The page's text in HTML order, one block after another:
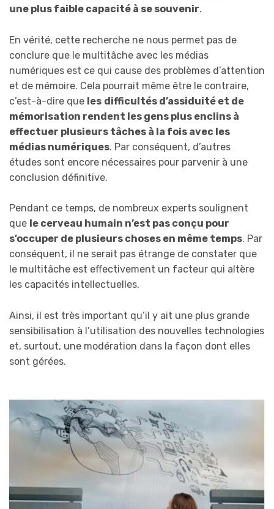
une plus faible capacité à se souvenir.
En vérité, cette recherche ne nous permet pas de
conclure que le multitâche avec les médias
numériques est ce qui cause des problèmes d’attention
et de mémoire. Cela pourrait même être le contraire,
c’est-à-dire que les difficultés d’assiduité et de
mémorisation rendent les gens plus enclins à
effectuer plusieurs tâches à la fois avec les
médias numériques. Par conséquent, d’autres
études sont encore nécessaires pour parvenir à une
conclusion définitive.
Pendant ce temps, de nombreux experts soulignent
que le cerveau humain n’est pas conçu pour
s’occuper de plusieurs choses en même temps. Par
conséquent, il ne serait pas étrange de constater que
le multitâche est effectivement un facteur qui altère
les capacités intellectuelles.
Ainsi, il est très important qu’il y ait une plus grande
sensibilisation à l’utilisation des nouvelles technologies
et, surtout, une modération dans la façon dont elles
sont gérées.